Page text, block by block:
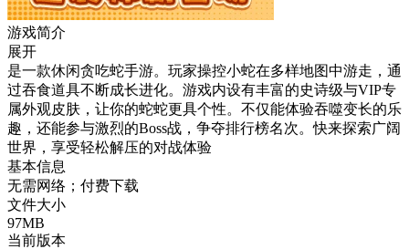
游戏简介
展开
是一款休闲贪吃蛇手游。玩家操控小蛇在多样地图中游走，通
过吞食道具不断成长进化。游戏内设有丰富的史诗级与VIP专
属外观皮肤，让你的蛇蛇更具个性。不仅能体验吞噬变长的乐
趣，还能参与激烈的Boss战，争夺排行榜名次。快来探索广阔
世界，享受轻松解压的对战体验
基本信息
无需网络；付费下载
文件大小
97MB
当前版本